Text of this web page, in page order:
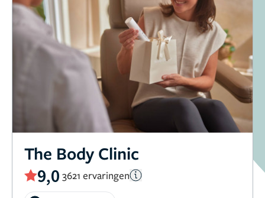
The Body Clinic
9,0 3621 ervaringen